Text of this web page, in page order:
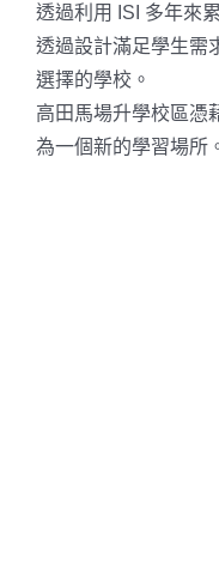
透過利用 ISI 多年來
透過設計滿足學生需
選擇的學校。
高田馬場升學校區憑
為一個新的學習場所